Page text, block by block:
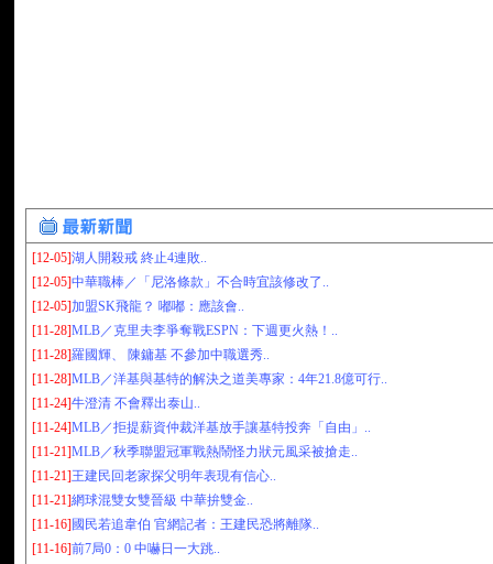
[12-05]湖人開殺戒 終止4連敗..
[12-05]中華職棒／「尼洛條款」不合時宜該修改了..
[12-05]加盟SK飛龍？ 嘟嘟：應該會..
[11-28]MLB／克里夫李爭奪戰ESPN：下週更火熱！..
[11-28]羅國輝、 陳鏞基 不參加中職選秀..
[11-28]MLB／洋基與基特的解決之道美專家：4年21.8億可行..
[11-24]牛澄清 不會釋出泰山..
[11-24]MLB／拒提薪資仲裁洋基放手讓基特投奔「自由」..
[11-21]MLB／秋季聯盟冠軍戰熱鬧怪力狀元風采被搶走..
[11-21]王建民回老家探父明年表現有信心..
[11-21]網球混雙女雙晉級 中華拚雙金..
[11-16] 國民若追韋伯 官網記者：王建民恐將離隊..
[11-16]前7局0：0 中嚇日一大跳..